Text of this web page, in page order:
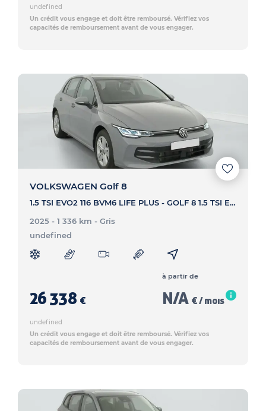
undefined
Un crédit vous engage et doit être remboursé. Vérifiez vos
capacités de remboursement avant de vous engager.
VOLKSWAGEN Golf 8
1.5 TSI EVO2 116 BVM6 LIFE PLUS - GOLF 8 1.5 TSI EVO2 116 BVM6 LIFE PLUS
2025 - 1 336 km - Gris
undefined
26 338 €
à partir de
N/A € / mois
undefined
Un crédit vous engage et doit être remboursé. Vérifiez vos
capacités de remboursement avant de vous engager.